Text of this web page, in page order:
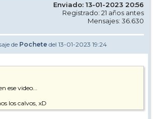
Enviado: 13-01-2023 20:56
Registrado: 21 años antes
Mensajes: 36.630
de Pochete del 13-01-2023 19:24
ese video...
los calvos, xD